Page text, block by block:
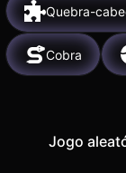
Quebra-
Cobra
Jogo